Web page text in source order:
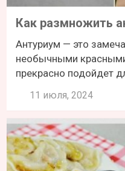
Как размножить
Антуриум — это
необычными
прекрасно подойдет
11 июля, 2024